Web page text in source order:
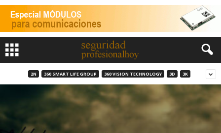
2N 360 SMART LIFE GROUP 360 VISION TECHNOLOGY 3D 3K